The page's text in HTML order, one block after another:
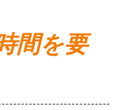
間を要